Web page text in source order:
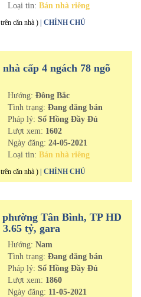
Loại tin: Bán nhà riêng
căn nhà ) | CHÍNH CHỦ
cấp 4 ngách 78 ngõ
Hướng: Đông Bắc
Tình trạng: Đang đăng bán
Pháp lý: Sổ Hồng Đầy Đủ
Lượt xem: 1602
Ngày đăng: 24-05-2021
Loại tin: Bán nhà riêng
căn nhà ) | CHÍNH CHỦ
Tân Bình, TP HD
tỷ, gara
Hướng: Nam
Tình trạng: Đang đăng bán
Pháp lý: Sổ Hồng Đầy Đủ
Lượt xem: 1860
Ngày đăng: 11-05-2021